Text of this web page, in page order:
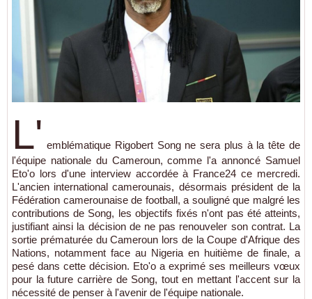
L' emblématique Rigobert Song ne sera plus à la tête de
l'équipe nationale du Cameroun, comme l'a annoncé Samuel
Eto'o lors d'une interview accordée à France24 ce mercredi.
L'ancien international camerounais, désormais président de la
Fédération camerounaise de football, a souligné que malgré les
contributions de Song, les objectifs fixés n'ont pas été atteints,
justifiant ainsi la décision de ne pas renouveler son contrat. La
sortie prématurée du Cameroun lors de la Coupe d'Afrique des
Nations, notamment face au Nigeria en huitième de finale, a
pesé dans cette décision. Eto'o a exprimé ses meilleurs vœux
pour la future carrière de Song, tout en mettant l'accent sur la
nécessité de penser à l'avenir de l'équipe nationale.